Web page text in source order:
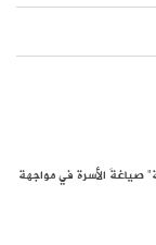
صياغةَ الأسرة في مواجهة